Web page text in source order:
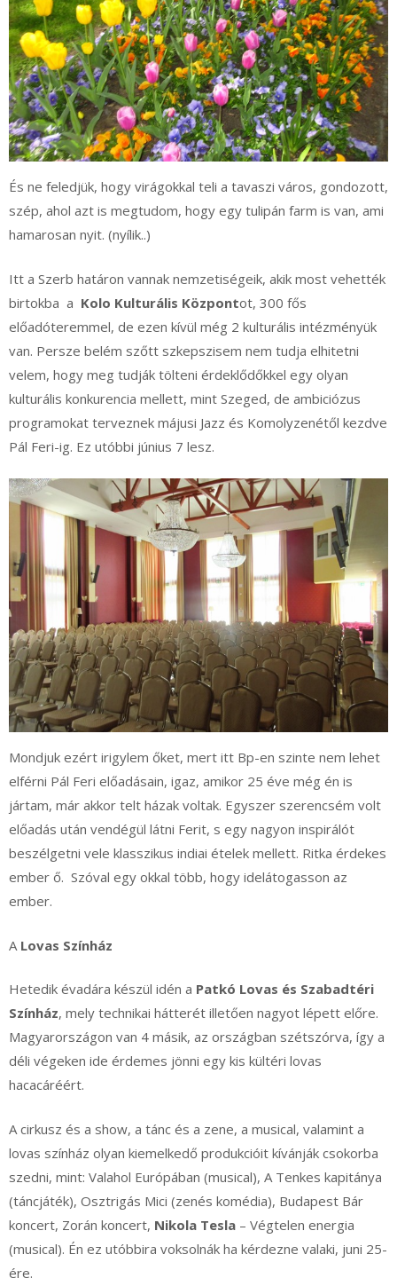
És ne feledjük, hogy virágokkal teli a tavaszi város, gondozott,
szép, ahol azt is megtudom, hogy egy tulipán farm is van, ami
hamarosan nyit. (nyílik..)
Itt a Szerb határon vannak nemzetiségeik, akik most vehették
birtokba a Kolo Kulturális Központot, 300 fős
előadóteremmel, de ezen kívül még 2 kulturális intézményük
van. Persze belém szőtt szkepszisem nem tudja elhitetni
velem, hogy meg tudják tölteni érdeklődőkkel egy olyan
kulturális konkurencia mellett, mint Szeged, de ambiciózus
programokat terveznek májusi Jazz és Komolyzenétől kezdve
Pál Feri-ig. Ez utóbbi június 7 lesz.
Mondjuk ezért irigylem őket, mert itt Bp-en szinte nem lehet
elférni Pál Feri előadásain, igaz, amikor 25 éve még én is
jártam, már akkor telt házak voltak. Egyszer szerencsém volt
előadás után vendégül látni Ferit, s egy nagyon inspirálót
beszélgetni vele klasszikus indiai ételek mellett. Ritka érdekes
ember ő. Szóval egy okkal több, hogy idelátogasson az
ember.
A Lovas Színház
Hetedik évadára készül idén a Patkó Lovas és Szabadtéri
Színház, mely technikai hátterét illetően nagyot lépett előre.
Magyarországon van 4 másik, az országban szétszórva, így a
déli végeken ide érdemes jönni egy kis kültéri lovas
hacacáréért.
A cirkusz és a show, a tánc és a zene, a musical, valamint a
lovas színház olyan kiemelkedő produkcióit kívánják csokorba
szedni, mint: Valahol Európában (musical), A Tenkes kapitánya
(táncjáték), Osztrigás Mici (zenés komédia), Budapest Bár
koncert, Zorán koncert, Nikola Tesla – Végtelen energia
(musical). Én ez utóbbira voksolnák ha kérdezne valaki, juni 25-
ére.